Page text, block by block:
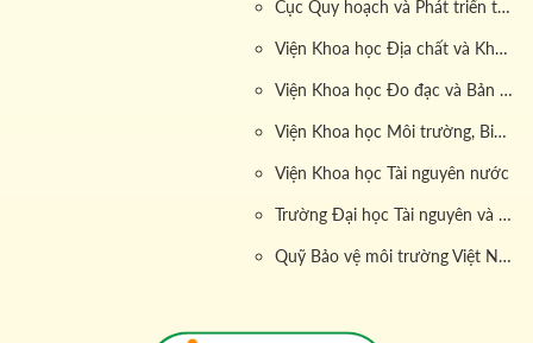
Cục Quy hoạch và Phát triển tài nguyên đất
Viện Khoa học Địa chất và Khoáng sản
Viện Khoa học Đo đạc và Bản đồ
Viện Khoa học Môi trường, Biển và Hải đảo
Viện Khoa học Tài nguyên nước
Trường Đại học Tài nguyên và Môi trường
Quỹ Bảo vệ môi trường Việt Nam